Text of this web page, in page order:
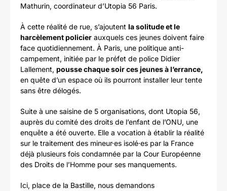
Mathurin, coordinateur d’Utopia 56 Paris.
À cette réalité de rue, s’ajoutent la solitude et le
harcèlement policier auxquels ces jeunes doivent faire
face quotidiennement. À Paris, une politique anti-
campement, initiée par le préfet de police Didier
Lallement, pousse chaque soir ces jeunes à l’errance,
en quête d’un espace où ils pourront installer leur tente
sans être délogés.
Suite à une saisine de 5 organisations, dont Utopia 56,
auprès du comité des droits de l’enfant de l’ONU, une
enquête a été ouverte. Elle a vocation à établir la réalité
sur le traitement des mineur·es isolé·es par la France
déjà plusieurs fois condamnée par la Cour Européenne
des Droits de l’Homme pour ses manquements.
Ici, place de la Bastille, nous demandons